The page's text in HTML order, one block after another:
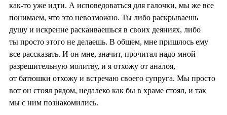
как-то уже идти. А исповедоваться для галочки, мы же все
понимаем, что это невозможно. Ты либо раскрываешь
душу и искренне раскаиваешься в своих деяниях, либо
ты просто этого не делаешь. В общем, мне пришлось ему
все рассказать. И он мне, значит, прочитал надо мной
разрешительную молитву, и я отхожу от аналоя,
от батюшки отхожу и встречаю своего супруга. Мы просто
вот он стоял рядом, недалеко как бы в храме стоял, и так
мы с ним познакомились.